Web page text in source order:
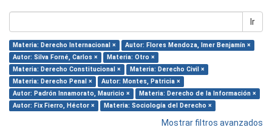
Ir
Materia: Derecho Internacional ×
Autor: Flores Mendoza, Imer Benjamín ×
Autor: Silva Forné, Carlos ×
Materia: Otro ×
Materia: Derecho Constitucional ×
Materia: Derecho Civil ×
Materia: Derecho Penal ×
Autor: Montes, Patricia ×
Autor: Padrón Innamorato, Mauricio ×
Materia: Derecho de la Información ×
Autor: Fix Fierro, Héctor ×
Materia: Sociología del Derecho ×
Mostrar filtros avanzados